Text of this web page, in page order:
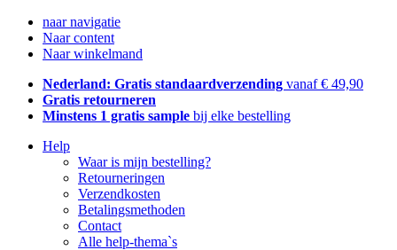
naar navigatie
Naar content
Naar winkelmand
Nederland: Gratis standaardverzending vanaf € 49,90
Gratis retourneren
Minstens 1 gratis sample bij elke bestelling
Help
Waar is mijn bestelling?
Retourneringen
Verzendkosten
Betalingsmethoden
Contact
Alle help-thema`s